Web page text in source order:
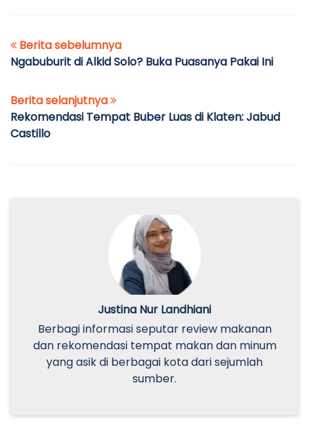
Berita sebelumnya
Ngabuburit di Alkid Solo? Buka Puasanya Pakai Ini
Berita selanjutnya
Rekomendasi Tempat Buber Luas di Klaten: Jabud
Castillo
Justina Nur Landhiani
Berbagi informasi seputar review makanan
dan rekomendasi tempat makan dan minum
yang asik di berbagai kota dari sejumlah
sumber.